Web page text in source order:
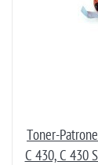
Toner-
C 430, C 430